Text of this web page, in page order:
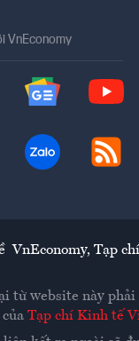
VnEconomy
VnEconomy, Tạp
từ website này phải
Tạp chí Kinh tế